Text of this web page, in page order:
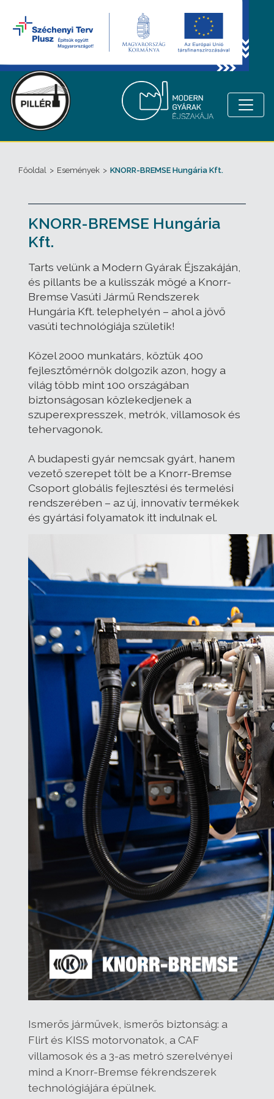
Főoldal > Események > KNORR-BREMSE Hungária Kft.
KNORR-BREMSE Hungária
Kft.
Tarts velünk a Modern Gyárak Éjszakáján,
és pillants be a kulisszák mögé a Knorr-
Bremse Vasúti Jármű Rendszerek
Hungária Kft. telephelyén – ahol a jövő
vasúti technológiája születik!
Közel 2000 munkatárs, köztük 400
fejlesztőmérnök dolgozik azon, hogy a
világ több mint 100 országában
biztonságosan közlekedjenek a
szuperexpresszek, metrók, villamosok és
tehervagonok.
A budapesti gyár nemcsak gyárt, hanem
vezető szerepet tölt be a Knorr-Bremse
Csoport globális fejlesztési és termelési
rendszerében – az új, innovatív termékek
és gyártási folyamatok itt indulnak el.
Ismerős járművek, ismerős biztonság: a
Flirt és KISS motorvonatok, a CAF
villamosok és a 3-as metró szerelvényei
mind a Knorr-Bremse fékrendszerek
technológiájára épülnek.